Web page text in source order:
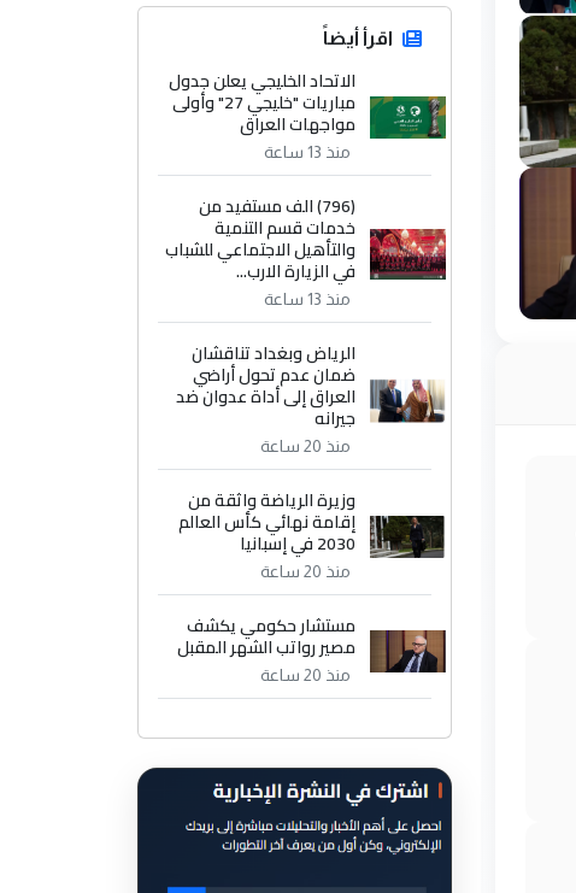
اقرأ أيضاً
الاتحاد الخليجي يعلن جدول
مباريات "خليجي 27" وأولى
مواجهات العراق
منذ 13 ساعة
(796) الف مستفيد من
خدمات قسم التنمية
والتأهيل الاجتماعي للشباب
في الزيارة الارب...
منذ 13 ساعة
الرياض وبغداد تناقشان
ضمان عدم تحول أراضي
العراق إلى أداة عدوان ضد
جيرانه
منذ 20 ساعة
وزيرة الرياضة واثقة من
إقامة نهائي كأس العالم
2030 في إسبانيا
منذ 20 ساعة
مستشار حكومي يكشف
مصير رواتب الشهر المقبل
منذ 20 ساعة